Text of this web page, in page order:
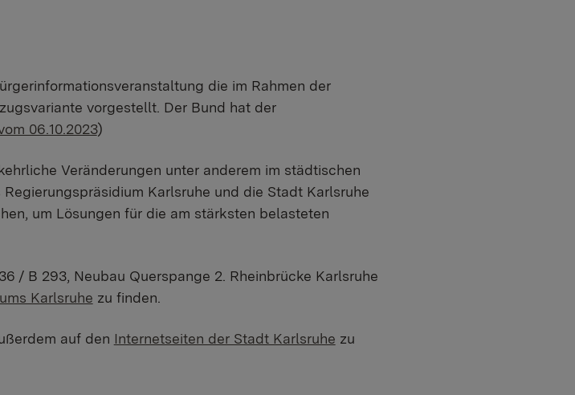
die im Rahmen der
vorgestellt. Der Bund hat der
06.10.2023)
Veränderungen unter anderem im städtischen
Karlsruhe und die Stadt Karlsruhe
um Lösungen für die am stärksten belasteten
/ B 293, Neubau Querspange 2. Rheinbrücke Karlsruhe
Karlsruhe zu finden.
auf den Internetseiten der Stadt Karlsruhe zu